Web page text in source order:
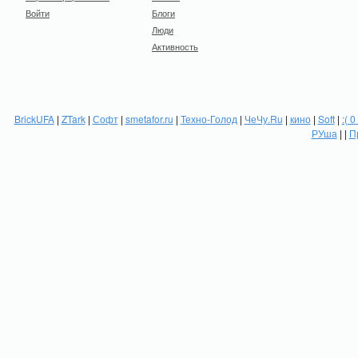
Войти
Блоги
Люди
Активность
BrickUFA| ZTark| Софт| smetafor.ru | Техно-Голод | ЧеЧу.Ru | кино| Soft| :(
РУша | |